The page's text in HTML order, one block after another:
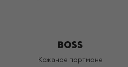
Кожаное портмоне